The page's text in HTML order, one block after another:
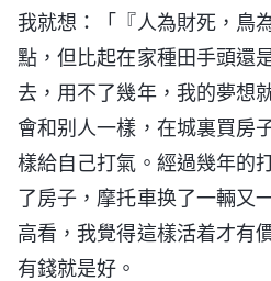
我就想：「『人為財死，鳥
點，但比起在家種田手頭還
去，用不了幾年，我的夢想
會和别人一樣，在城裏買房
樣給自己打氣。經過幾年的
了房子，摩托車换了一輛又
高看，我覺得這樣活着才有
有錢就是好。